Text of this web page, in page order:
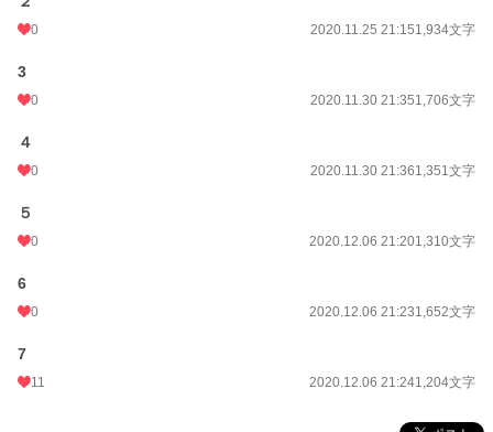
0 2020.11.25 21:151,934文字
3
0 2020.11.30 21:351,706文字
４
0 2020.11.30 21:361,351文字
５
0 2020.12.06 21:201,310文字
6
0 2020.12.06 21:231,652文字
7
11 2020.12.06 21:241,204文字